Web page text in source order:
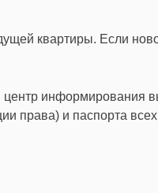
квартиры. Если
центр информирования
права) и паспорта всех